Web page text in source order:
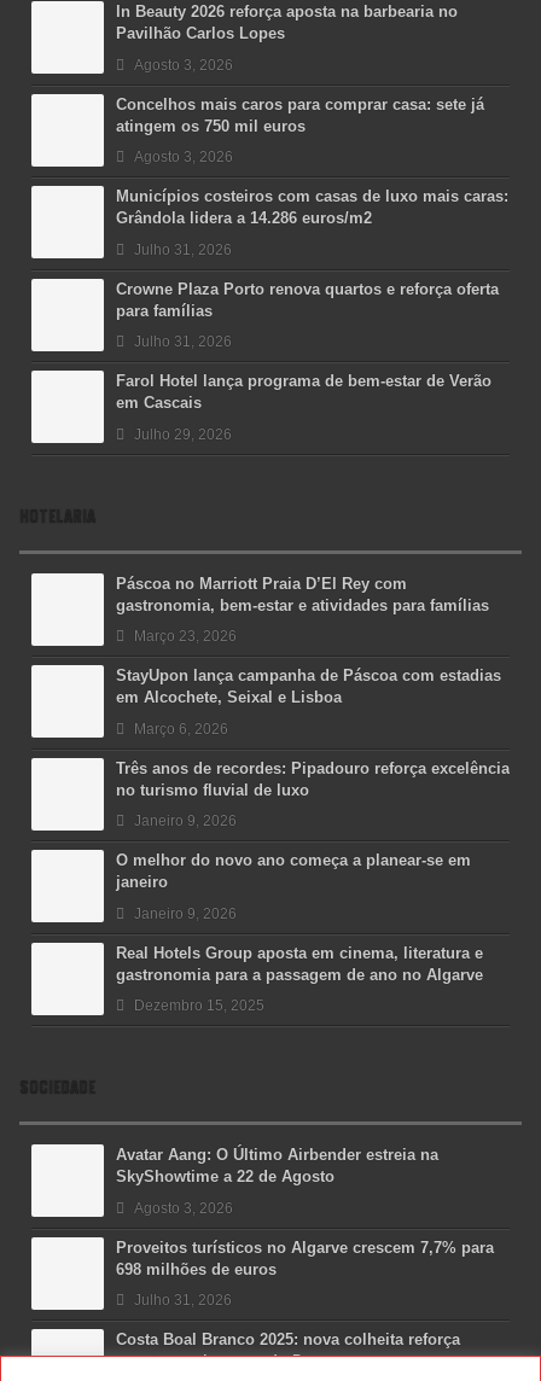
In Beauty 2026 reforça aposta na barbearia no
Pavilhão Carlos Lopes
Agosto 3, 2026
Concelhos mais caros para comprar casa: sete já
atingem os 750 mil euros
Agosto 3, 2026
Municípios costeiros com casas de luxo mais caras:
Grândola lidera a 14.286 euros/m2
Julho 31, 2026
Crowne Plaza Porto renova quartos e reforça oferta
para famílias
Julho 31, 2026
Farol Hotel lança programa de bem-estar de Verão
em Cascais
Julho 29, 2026
HOTELARIA
Páscoa no Marriott Praia D’El Rey com
gastronomia, bem-estar e atividades para famílias
Março 23, 2026
StayUpon lança campanha de Páscoa com estadias
em Alcochete, Seixal e Lisboa
Março 6, 2026
Três anos de recordes: Pipadouro reforça excelência
no turismo fluvial de luxo
Janeiro 9, 2026
O melhor do novo ano começa a planear-se em
janeiro
Janeiro 9, 2026
Real Hotels Group aposta em cinema, literatura e
gastronomia para a passagem de ano no Algarve
Dezembro 15, 2025
SOCIEDADE
Avatar Aang: O Último Airbender estreia na
SkyShowtime a 22 de Agosto
Agosto 3, 2026
Proveitos turísticos no Algarve crescem 7,7% para
698 milhões de euros
Julho 31, 2026
Costa Boal Branco 2025: nova colheita reforça
aposta nos brancos do Douro